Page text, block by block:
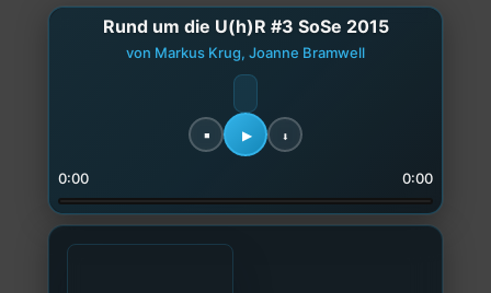
Rund um die U(h)R #3 SoSe 2015
von Markus Krug, Joanne Bramwell
0:00 0:00